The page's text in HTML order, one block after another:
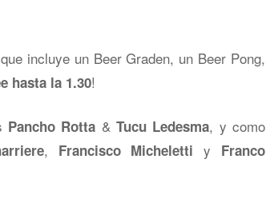
incluye un Beer Graden, un Beer Pong,
hasta la 1.30!
Pancho Rotta &Tucu Ledesma, y como
, Francisco Michelettiy Franco